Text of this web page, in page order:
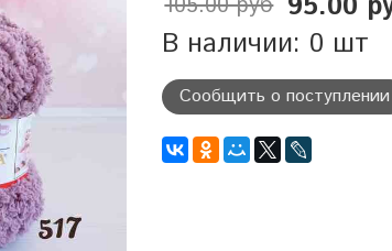
В наличии: 0 шт
Сообщить о поступлении